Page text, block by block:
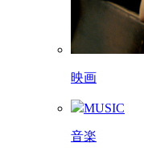
映画
MUSIC
音楽